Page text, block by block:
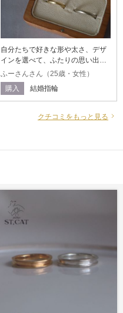
自分たちで好きな形や太さ、デザ
インを選べて、ふたりの思い出に
もなる素敵な一生物の指輪が完成
しました。普段の生活に馴染むよ
うな素材であり、かつ自分たちで
デザインできたという思い入れが
たくさんの指輪です。
ふーさんさん（25歳・女性）
購入
結婚指輪
クチコミをもっと見る